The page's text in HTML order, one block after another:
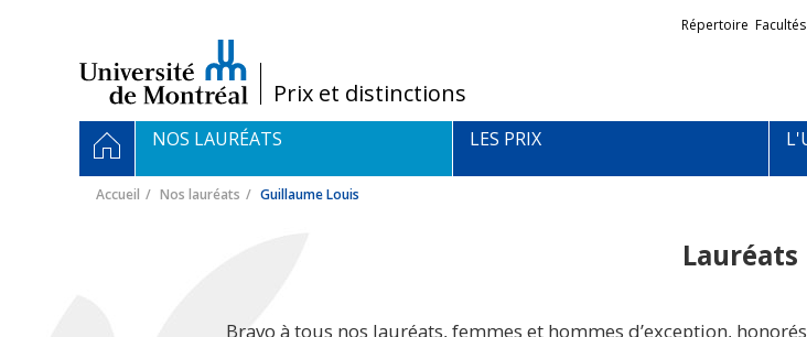
/Prix et distinctions
Liens
externes
Répertoire Facultés
Navigation
principale
ACCUEIL
NOS LAURÉATS LES PRIX
Accueil Nos lauréats Guillaume Louis
Lauréats
Bravo à tous nos lauréats, femmes et hommes d’exception,